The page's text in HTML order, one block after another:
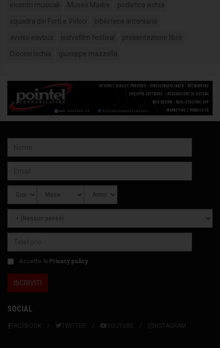
incontri musicali Museo Madre podistica ischia
squadra dei Forti e Veloci biblioteca antoniana
avviso eavbus ischiafilm festival presentazione libro
Diocesi Ischia giuseppe mazzella
Accetto la Privacy policy
SOCIAL
FACEBOOK TWITTER YOUTUBE INSTAGRAM